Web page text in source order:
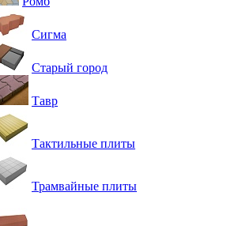
Сигма
Старый город
Тавр
Тактильные плиты
Трамвайные плиты